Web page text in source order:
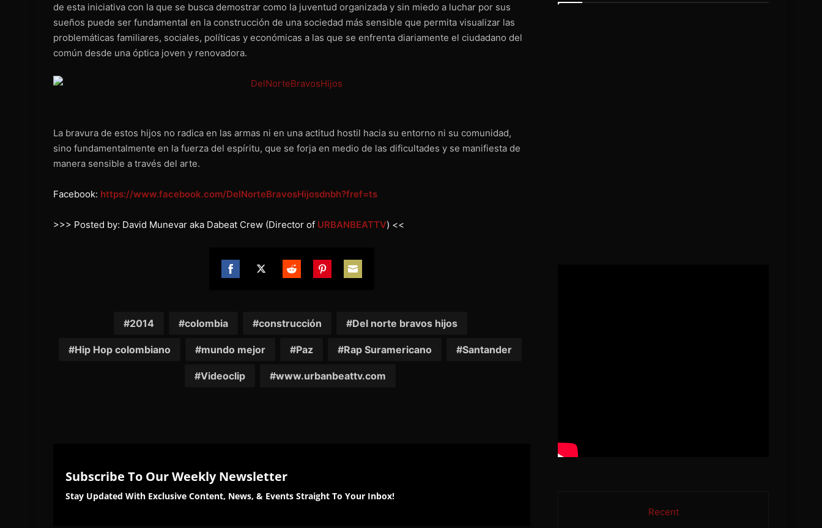
de esta iniciativa con la que se busca demostrar como la juventud organizada y sin miedo a luchar por sus
sueños puede ser fundamental en la construcción de una sociedad más sensible que permita visualizar las
problemáticas familiares, sociales, políticas y económicas a las que se enfrenta diariamente el ciudadano del
común desde una óptica joven y renovadora.
La bravura de estos hijos no radica en las armas ni en una actitud hostil hacia su entorno ni su comunidad,
sino fundamentalmente en la fuerza del espíritu, que se forja en medio de las dificultades y se manifiesta de
manera sensible a través del arte.
Facebook: https://www.facebook.com/DelNorteBravosHijosdnbh?fref=ts
>>> Posted by: David Munevar aka Dabeat Crew (Director of URBANBEATTV) <<
2014 colombia construcción Del norte bravos hijos
Hip Hop colombiano mundo mejor Paz Rap Suramericano Santander
Videoclip www.urbanbeattv.com
Subscribe To Our Weekly Newsletter
Stay Updated With Exclusive Content, News, & Events Straight To Your Inbox!
Recent